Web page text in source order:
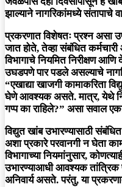
झाल्याने नागरिकांमध्ये संतापाचे
प्रकरणात विशेषतः प्रश्न असा
जात होते, तेव्हा संबंधित
विभागाचे नियमित निरीक्षण
उघडपणे पार पडले असल्याचे
“एखाद्या खाजगी कामाकरिता
घेणे आवश्यक असते. मात्र, येथे
गप्प का राहिले?” असा सवाल
विद्युत खांब उभारण्यासाठी
अशा प्रकारे परवानगी न घेता
विभागाच्या नियमांनुसार,
उभारण्याआधी आवश्यक तांत्रिक
अनिवार्य असते. परंतु, या